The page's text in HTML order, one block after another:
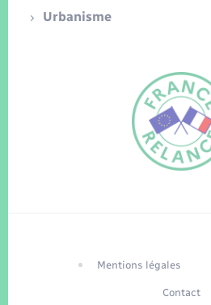
Urbanisme
Mentions légales
Contact